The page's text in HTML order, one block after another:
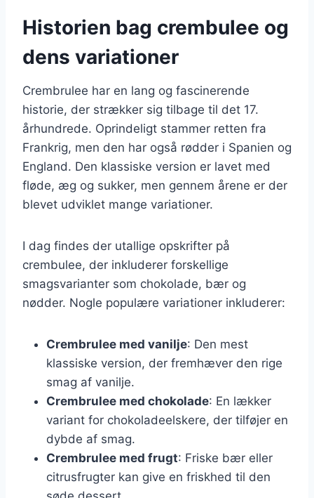
Historien bag crembulee og
dens variationer
Crembrulee har en lang og fascinerende
historie, der strækker sig tilbage til det 17.
århundrede. Oprindeligt stammer retten fra
Frankrig, men den har også rødder i Spanien og
England. Den klassiske version er lavet med
fløde, æg og sukker, men gennem årene er der
blevet udviklet mange variationer.
I dag findes der utallige opskrifter på
crembulee, der inkluderer forskellige
smagsvarianter som chokolade, bær og
nødder. Nogle populære variationer inkluderer:
Crembrulee med vanilje: Den mest
klassiske version, der fremhæver den rige
smag af vanilje.
Crembrulee med chokolade: En lækker
variant for chokoladeelskere, der tilføjer en
dybde af smag.
Crembrulee med frugt: Friske bær eller
citrusfrugter kan give en friskhed til den